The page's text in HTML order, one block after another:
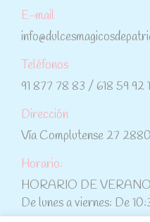
E-mail
Teléfonos
91 877 78 83 / 618 59 92
Dirección
Vía Complutense 27
Horario:
HORARIO DE
De lunes a viernes: De